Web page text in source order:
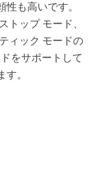
も高いです。
トップ モード、
ィック モードの
をサポートして
。